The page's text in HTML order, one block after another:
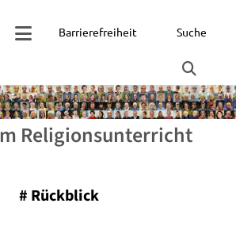
Barrierefreiheit Suche
Religionsunterricht
# Rückblick